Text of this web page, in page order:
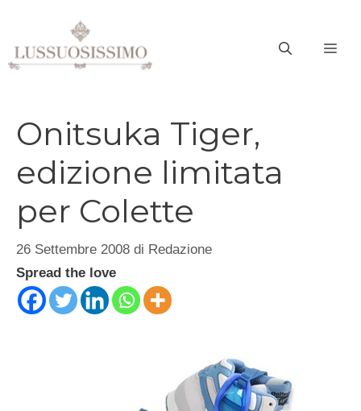
contenuto
Onitsuka Tiger,
edizione limitata
per Colette
26 Settembre 2008 di Redazione
Spread the love